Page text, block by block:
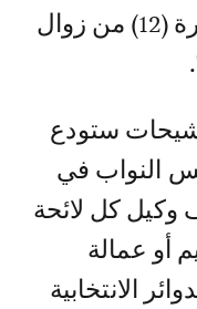
إلى غاية الساعة الثانية عشرة (12) من زوال
ستودع
النواب في
كل لائحة
أو عمالة
الانتخابية